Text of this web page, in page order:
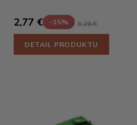
2,77 € -15% 3,26 €
DETAIL PRODUKTU